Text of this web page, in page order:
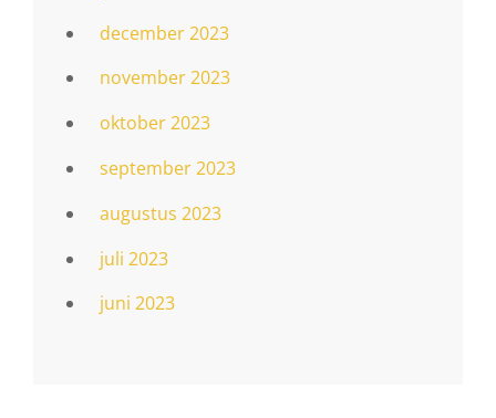
december 2023
november 2023
oktober 2023
september 2023
augustus 2023
juli 2023
juni 2023